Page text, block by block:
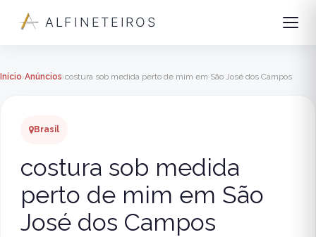
ALFINETEIROS
Início Anúncios costura sob medida perto de mim em São José dos Campos
Brasil
costura sob medida
perto de mim em São
José dos Campos